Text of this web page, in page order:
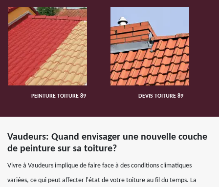
PEINTURE TOITURE 89 DEVIS TOITURE 89
Vaudeurs: Quand envisager une nouvelle couche
de peinture sur sa toiture?
Vivre à Vaudeurs implique de faire face à des conditions climatiques
variées, ce qui peut affecter l'état de votre toiture au fil du temps. La